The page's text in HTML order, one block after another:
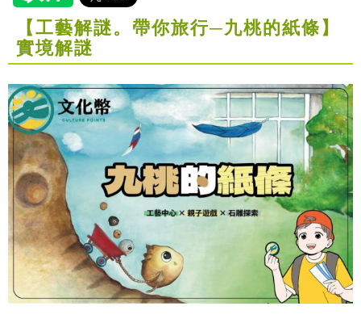
【工藝解謎。帶你旅行─九桃的紙條】
實境解謎